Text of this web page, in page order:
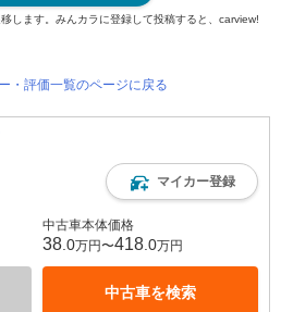
します。みんカラに登録して投稿すると、carview!
・評価一覧のページに戻る
マイカー登録
中古車本体価格
38 .0万円〜418 .0万円
中古車を検索